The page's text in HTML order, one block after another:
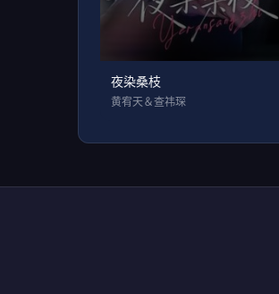
夜染桑枝
黄宥天＆查祎琛